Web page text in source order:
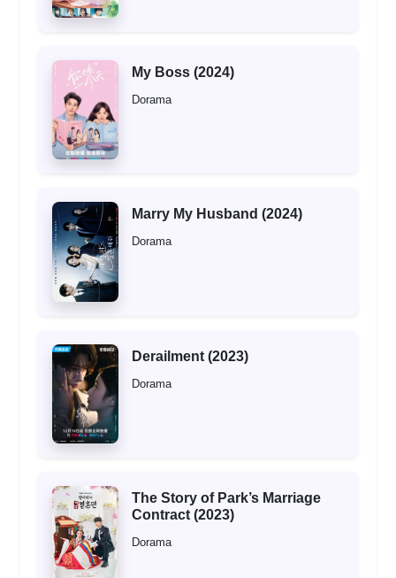
My Boss (2024)
Dorama
Marry My Husband (2024)
Dorama
Derailment (2023)
Dorama
The Story of Park’s Marriage
Contract (2023)
Dorama